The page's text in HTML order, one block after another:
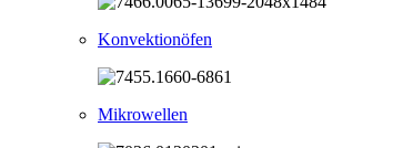
Konvektionöfen
Mikrowellen